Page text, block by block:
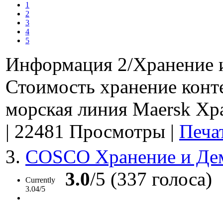
1
2
3
4
5
Информация 2/Хранение
Стоимость хранение
морская линия Maersk
| 22481 Просмотры |
3. COSCO Хранение и
Currently
3.04/5
3.0/5 (337 голоса)